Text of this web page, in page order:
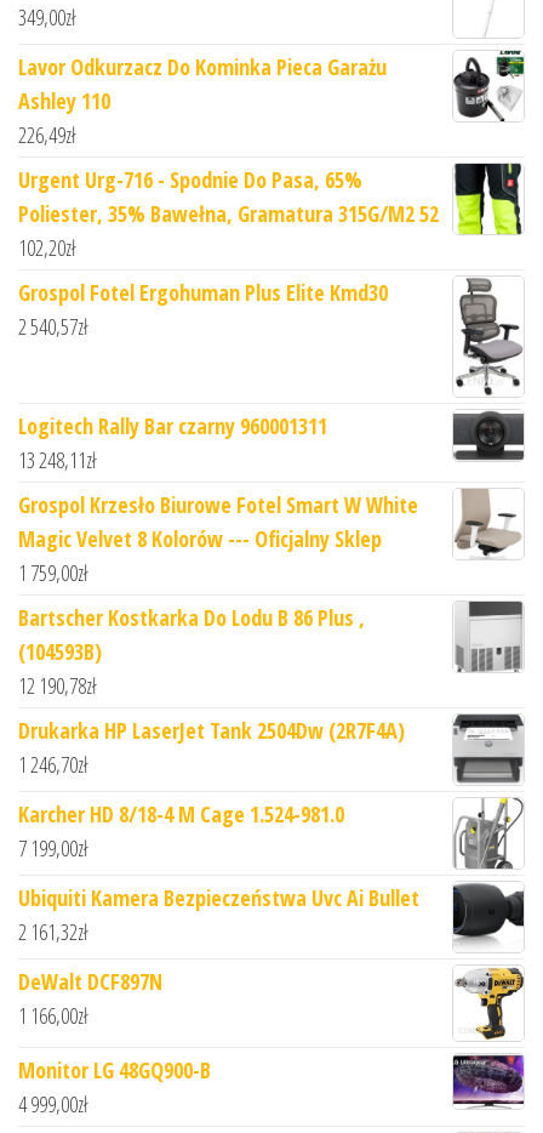
349,00zł
Lavor Odkurzacz Do Kominka Pieca Garażu
Ashley 110
226,49zł
Urgent Urg-716 - Spodnie Do Pasa, 65%
Poliester, 35% Bawełna, Gramatura 315G/M2 52
102,20zł
Grospol Fotel Ergohuman Plus Elite Kmd30
2 540,57zł
Logitech Rally Bar czarny 960001311
13 248,11zł
Grospol Krzesło Biurowe Fotel Smart W White
Magic Velvet 8 Kolorów --- Oficjalny Sklep
1 759,00zł
Bartscher Kostkarka Do Lodu B 86 Plus ,
(104593B)
12 190,78zł
Drukarka HP LaserJet Tank 2504Dw (2R7F4A)
1 246,70zł
Karcher HD 8/18-4 M Cage 1.524-981.0
7 199,00zł
Ubiquiti Kamera Bezpieczeństwa Uvc Ai Bullet
2 161,32zł
DeWalt DCF897N
1 166,00zł
Monitor LG 48GQ900-B
4 999,00zł